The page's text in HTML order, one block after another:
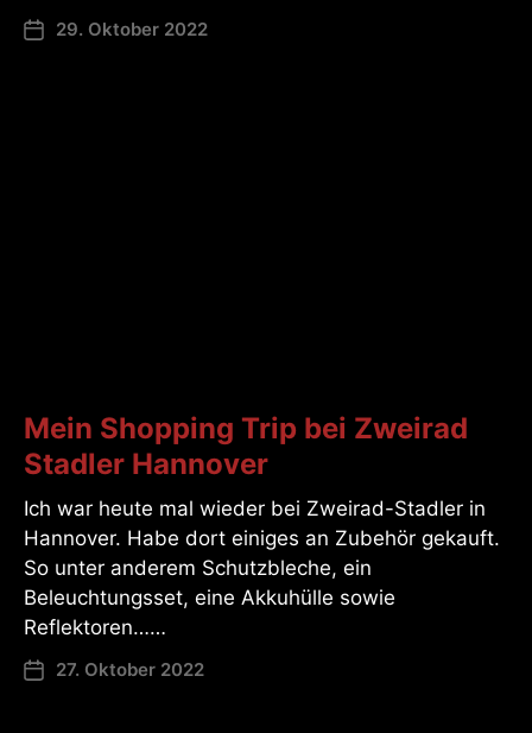
29. Oktober 2022
Mein Shopping Trip bei Zweirad
Stadler Hannover
Ich war heute mal wieder bei Zweirad-Stadler in
Hannover. Habe dort einiges an Zubehör gekauft.
So unter anderem Schutzbleche, ein
Beleuchtungsset, eine Akkuhülle sowie
Reflektoren……
27. Oktober 2022